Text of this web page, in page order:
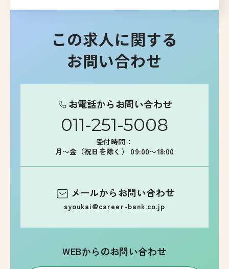
この求人に関する
お問い合わせ
お電話からお問い合わせ
011-251-5008
受付時間：
月～金（祝日を除く） 09:00～18:00
メールからお問い合わせ
syoukai@career-bank.co.jp
WEBからのお問い合わせ